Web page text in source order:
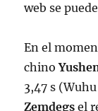
web se
En el
chino
3,47 s
Zemdegs el